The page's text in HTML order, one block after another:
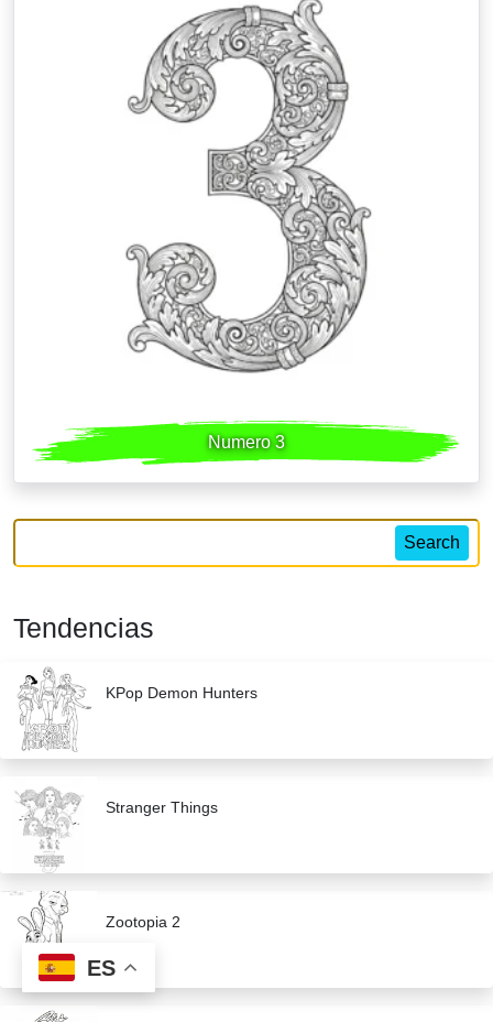
Numero 3
Search
Tendencias
KPop Demon Hunters
Stranger Things
Zootopia 2
ES